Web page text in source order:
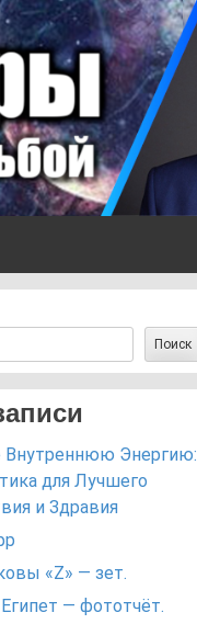
Поиск
Внутреннюю Энергию:
для Лучшего
и Здравия
«Z» — зет.
— фототчёт.